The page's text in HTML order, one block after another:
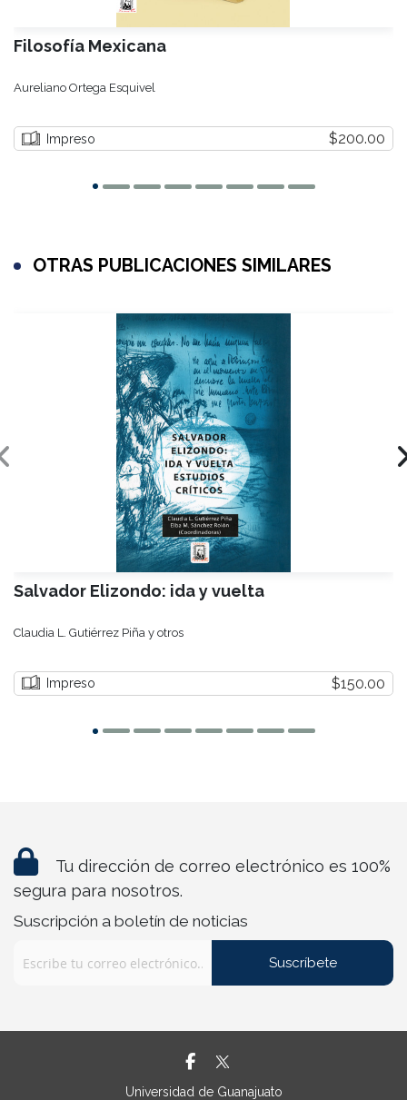
Filosofía Mexicana
Aureliano Ortega Esquivel
Impreso $200.00
OTRAS PUBLICACIONES SIMILARES
Salvador Elizondo: ida y vuelta
Claudia L. Gutiérrez Piña y otros
Impreso $150.00
Tu dirección de correo electrónico es 100%
segura para nosotros.
Suscripción a boletín de noticias
Suscríbete
Universidad de Guanajuato